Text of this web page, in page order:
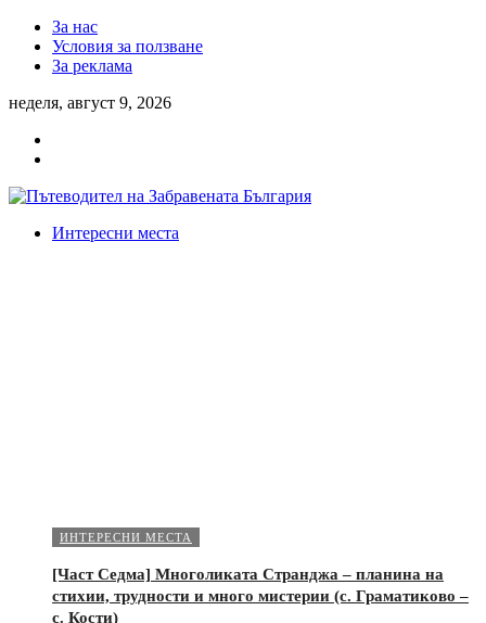
За нас
Условия за ползване
За реклама
неделя, август 9, 2026
Интересни места
ИНТЕРЕСНИ МЕСТА
[Част Седма] Многоликата Странджа – планина на
стихии, трудности и много мистерии (с. Граматиково –
с. Кости)